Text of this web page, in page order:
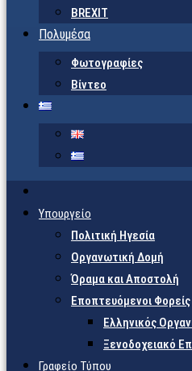
BREXIT
Πολυμέσα
Φωτογραφίες
Βίντεο
Υπουργείο
Πολιτική Ηγεσία
Οργανωτική Δομή
Όραμα και Αποστολή
Εποπτευόμενοι Φορείς
Eλληνικός
Ξενοδοχειακό
Γραφείο Τύπου